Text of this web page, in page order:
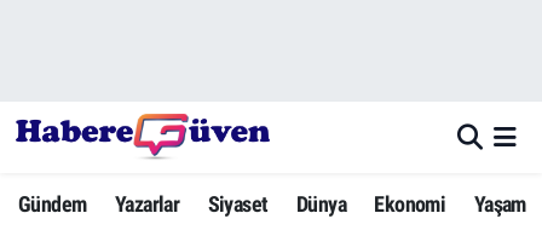
Gündem Yazarlar Siyaset Dünya Ekonomi Yaşam
Yazarlar
Dünya
Hava Durumu
Trafik Durumu